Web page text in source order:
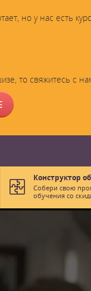
но у нас есть
то свяжитесь с
Конструктор
Собери свою
обучения со